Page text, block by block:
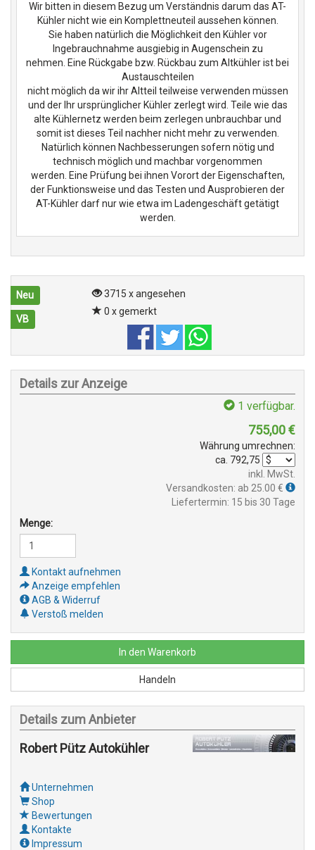
Wir bitten in diesem Bezug um Verständnis darum das AT-
Kühler nicht wie ein Komplettneuteil aussehen können.
Sie haben natürlich die Möglichkeit den Kühler vor
Ingebrauchnahme ausgiebig in Augenschein zu
nehmen. Eine Rückgabe bzw. Rückbau zum Altkühler ist bei
Austauschteilen
nicht möglich da wir ihr Altteil teilweise verwenden müssen
und der Ihr ursprünglicher Kühler zerlegt wird. Teile wie das
alte Kühlernetz werden beim zerlegen unbrauchbar und
somit ist dieses Teil nachher nicht mehr zu verwenden.
Natürlich können Nachbesserungen sofern nötig und
technisch möglich und machbar vorgenommen
werden. Eine Prüfung bei ihnen Vorort der Eigenschaften,
der Funktionsweise und das Testen und Ausprobieren der
AT-Kühler darf nur wie etwa im Ladengeschäft getätigt
werden.
Neu
VB
3715 x angesehen
0 x gemerkt
Details zur Anzeige
1 verfügbar.
755,00€
Währung umrechnen:
ca. 792,75
inkl. MwSt.
Versandkosten: ab 25.00 €
Liefertermin: 15 bis 30 Tage
Menge:
Kontakt aufnehmen
Anzeige empfehlen
AGB & Widerruf
Verstoß melden
In den Warenkorb
Handeln
Details zum Anbieter
Robert Pütz Autokühler
Unternehmen
Shop
Bewertungen
Kontakte
Impressum